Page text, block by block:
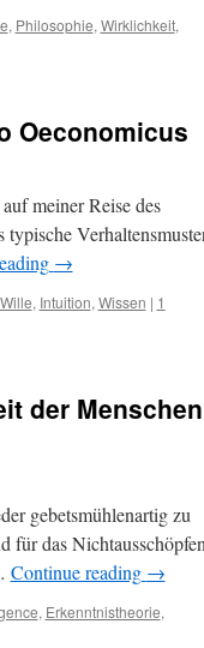
, Philosophie, Wirklichkeit,
Oeconomicus
meiner Reise des
typische
→
, Intuition, Wissen | 1
der Menschen
gebetsmühlenartig zu
für das
Continue reading →
, Erkenntnistheorie,